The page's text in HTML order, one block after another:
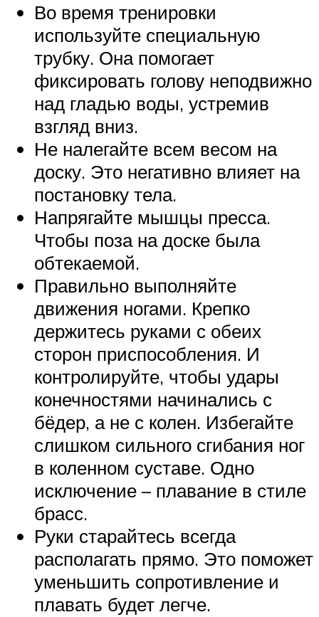
Во время тренировки
используйте специальную
трубку. Она помогает
фиксировать голову неподвижно
над гладью воды, устремив
взгляд вниз.
Не налегайте всем весом на
доску. Это негативно влияет на
постановку тела.
Напрягайте мышцы пресса.
Чтобы поза на доске была
обтекаемой.
Правильно выполняйте
движения ногами. Крепко
держитесь руками с обеих
сторон приспособления. И
контролируйте, чтобы удары
конечностями начинались с
бёдер, а не с колен. Избегайте
слишком сильного сгибания ног
в коленном суставе. Одно
исключение – плавание в стиле
брасс.
Руки старайтесь всегда
располагать прямо. Это поможет
уменьшить сопротивление и
плавать будет легче.